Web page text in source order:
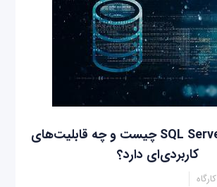
پایگاه داده SQL Server چیست و چه قابلیت‌های
کاربردی‌ای دارد؟
کارگاه